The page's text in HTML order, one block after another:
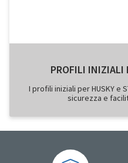
PROFILI INIZIALI
I profili iniziali per HUSKY e
sicurezza e